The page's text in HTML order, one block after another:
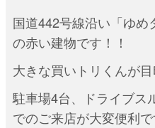
国道442号線沿い「ゆ
の赤い建物です！！
大きな買いトリくんが目
駐車場4台、ドライブス
でのご来店が大変便利で